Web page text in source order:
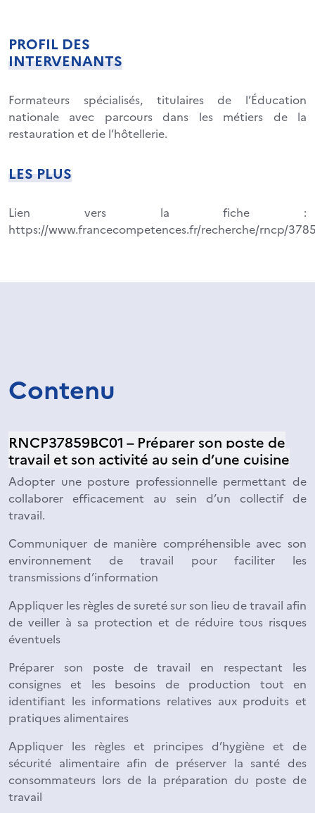
PROFIL DES
INTERVENANTS
Formateurs spécialisés, titulaires de l’Éducation
nationale avec parcours dans les métiers de la
restauration et de l’hôtellerie.
LES PLUS
Lien vers la fiche :
https://www.francecompetences.fr/recherche/rncp/
Contenu
RNCP37859BC01 – Préparer son poste de
travail et son activité au sein d’une cuisine
Adopter une posture professionnelle permettant de
collaborer efficacement au sein d’un collectif de
travail.
Communiquer de manière compréhensible avec son
environnement de travail pour faciliter les
transmissions d’information
Appliquer les règles de sureté sur son lieu de travail afin
de veiller à sa protection et de réduire tous risques
éventuels
Préparer son poste de travail en respectant les
consignes et les besoins de production tout en
identifiant les informations relatives aux produits et
pratiques alimentaires
Appliquer les règles et principes d’hygiène et de
sécurité alimentaire afin de préserver la santé des
consommateurs lors de la préparation du poste de
travail